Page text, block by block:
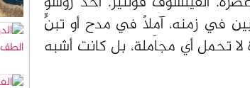
في زمنه، آمِلًا في مدح أو تبنٍّ
تحمل أي مجاملة، بل كانت أشبه